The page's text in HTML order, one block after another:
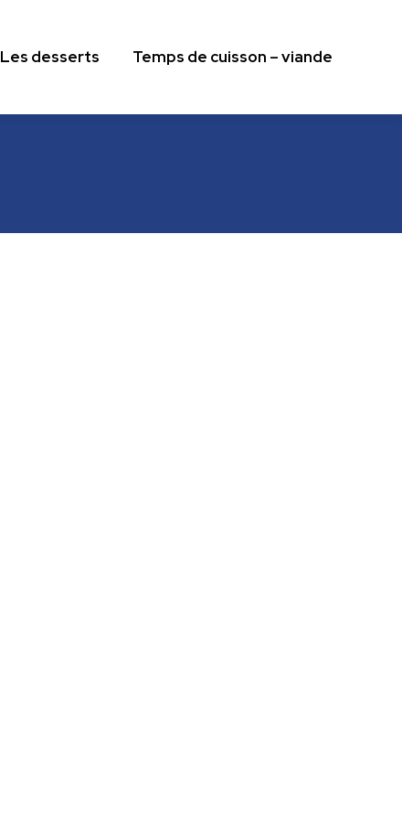
Les desserts Temps de cuisson – viande